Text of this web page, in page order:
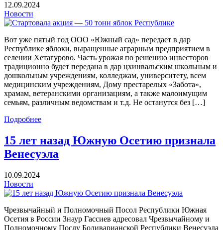
12.09.2024
Новости
Вот уже пятый год ООО «Южный сад» передает в дар
Республике яблоки, выращенные аграрным предприятием в
селении Хетагурово. Часть урожая по решению инвесторов
традиционно будет передана в дар цхинвальским школьным и
дошкольным учреждениям, колледжам, университету, всем
медицинским учреждениям, Дому престарелых «Забота»,
храмам, ветеранскими организациям, а также малоимущим
семьям, различным ведомствам и т.д. Не останутся без […]
Подробнее
15 лет назад Южную Осетию признала
Венесуэла
10.09.2024
Новости
Чрезвычайный и Полномочный Посол Республики Южная
Осетия в России Знаур Гассиев адресовал Чрезвычайному и
Полномочному Послу Боливарианской Республики Венесуэла